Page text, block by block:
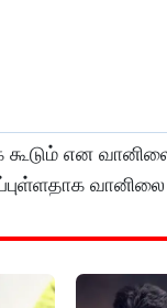
கூடும் என